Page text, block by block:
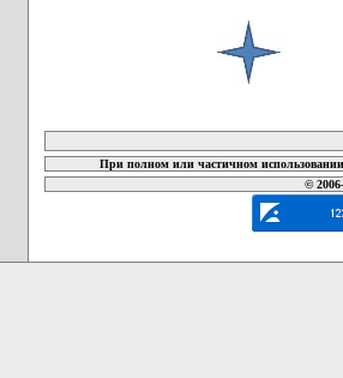
При полном или частичном
©